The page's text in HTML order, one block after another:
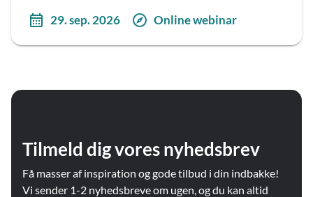
29. sep. 2026 Online webinar
Tilmeld dig vores nyhedsbrev
Få masser af inspiration og gode tilbud i din indbakke!
Vi sender 1-2 nyhedsbreve om ugen, og du kan altid